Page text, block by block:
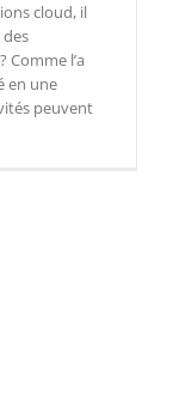
cloud, il
l’a
en une
peuvent